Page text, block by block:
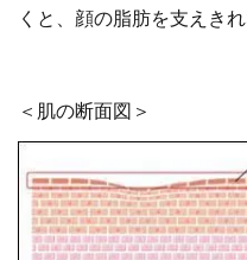
くと、顔の脂肪を支えき
＜肌の断面図＞